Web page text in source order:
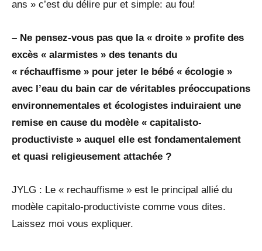
ans » c’est du délire pur et simple: au fou!
– Ne pensez-vous pas que la « droite » profite des
excès « alarmistes » des tenants du
« réchauffisme » pour jeter le bébé « écologie »
avec l’eau du bain car de véritables préoccupations
environnementales et écologistes induiraient une
remise en cause du modèle « capitalisto-
productiviste » auquel elle est fondamentalement
et quasi religieusement attachée ?
JYLG : Le « rechauffisme » est le principal allié du
modèle capitalo-productiviste comme vous dites.
Laissez moi vous expliquer.